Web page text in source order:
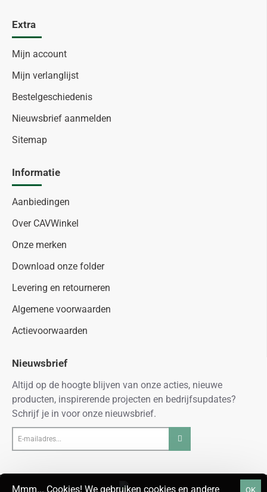
Mmm... Cookies! We gebruiken cookies en andere OK
Extra
Mijn account
Mijn verlanglijst
Bestelgeschiedenis
Nieuwsbrief aanmelden
Sitemap
Informatie
Aanbiedingen
Over CAVWinkel
Onze merken
Download onze folder
Levering en retourneren
Algemene voorwaarden
Actievoorwaarden
Nieuwsbrief
Altijd op de hoogte blijven van onze acties, nieuwe
producten, inspirerende projecten en bedrijfsupdates?
Schrijf je in voor onze nieuwsbrief.
mailadres...